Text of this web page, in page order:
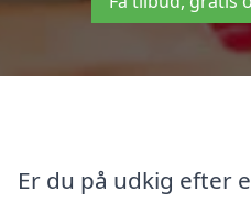
Er du på udkig efter